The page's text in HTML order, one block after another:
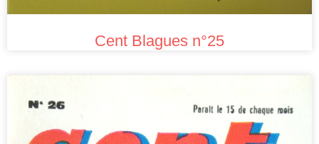
Cent Blagues n°25